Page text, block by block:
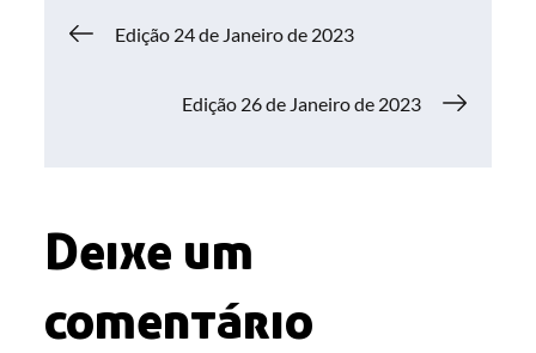
Navegação
Edição 24 de Janeiro de 2023
Edição 26 de Janeiro de 2023
Deixe um
comentário